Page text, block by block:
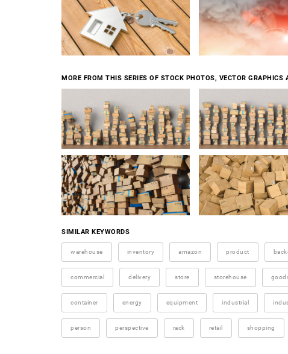
MORE FROM THIS SERIES OF STOCK PHOTOS, VECTOR GRAPHICS
SIMILAR KEYWORDS
warehouse inventory amazon product
commercial delivery store storehouse
container energy equipment industrial
person perspective rack retail shopping